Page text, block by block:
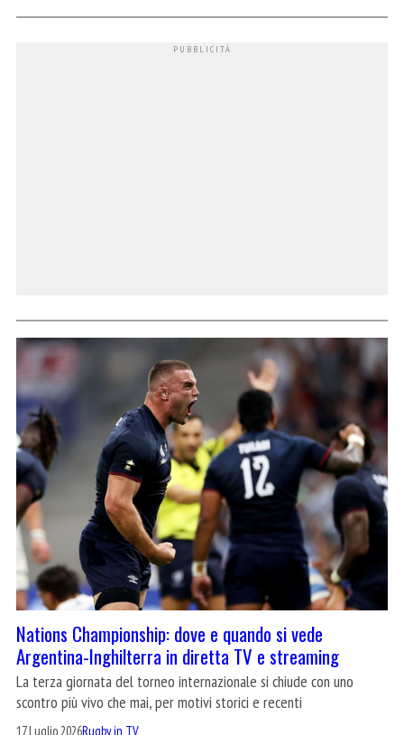
Nations Championship: dove e quando si vede
Argentina-Inghilterra in diretta TV e streaming
La terza giornata del torneo internazionale si chiude con uno
scontro più vivo che mai, per motivi storici e recenti
17 Luglio 2026Rugby in TV